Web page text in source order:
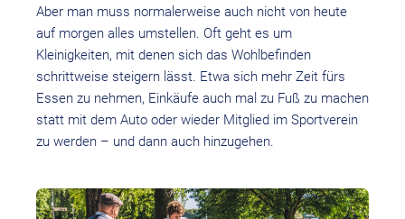
Aber man muss normalerweise auch nicht von heute
auf morgen alles umstellen. Oft geht es um
Kleinigkeiten, mit denen sich das Wohlbefinden
schrittweise steigern lässt. Etwa sich mehr Zeit fürs
Essen zu nehmen, Einkäufe auch mal zu Fuß zu machen
statt mit dem Auto oder wieder Mitglied im Sportverein
zu werden – und dann auch hinzugehen.